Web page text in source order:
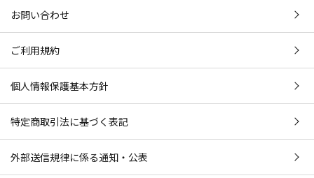
お問い合わせ
ご利用規約
個人情報保護基本方針
特定商取引法に基づく表記
外部送信規律に係る通知・公表